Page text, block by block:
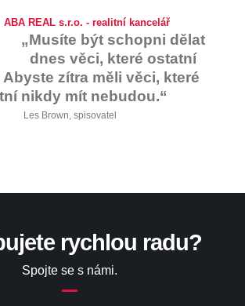
ABA REAL s.r.o. - realitní kancelář
„Musíte být schopni dělat
dnes věci, které ostatní
Abyste zítra měli věci, které
nikdy mít nebudou.“
Les Brown, spisovatel
rychlou radu?
Spojte se s námi.